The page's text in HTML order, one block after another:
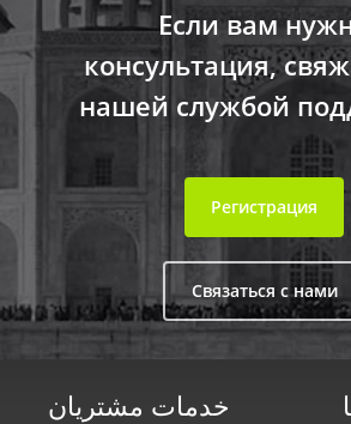
Если вам
консультация,
нашей службой
Регистрация
Связаться с нами
خدمات مشتریان